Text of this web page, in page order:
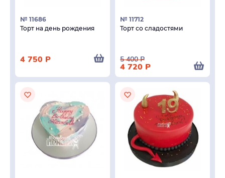
№ 11686
Торт на день рождения
4 750 Р
№ 11712
Торт со сладостями
5 400Р
4 720 Р